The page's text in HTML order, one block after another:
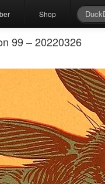
Shop
99 – 20220326